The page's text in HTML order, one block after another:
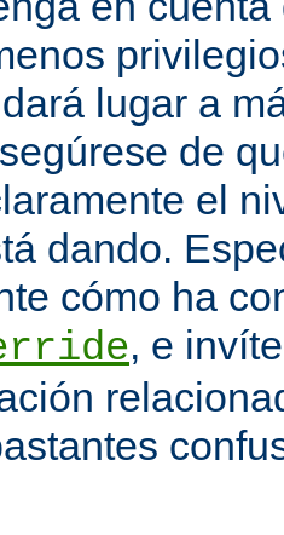
lugar a
de
el
dando.
cómo ha
, e